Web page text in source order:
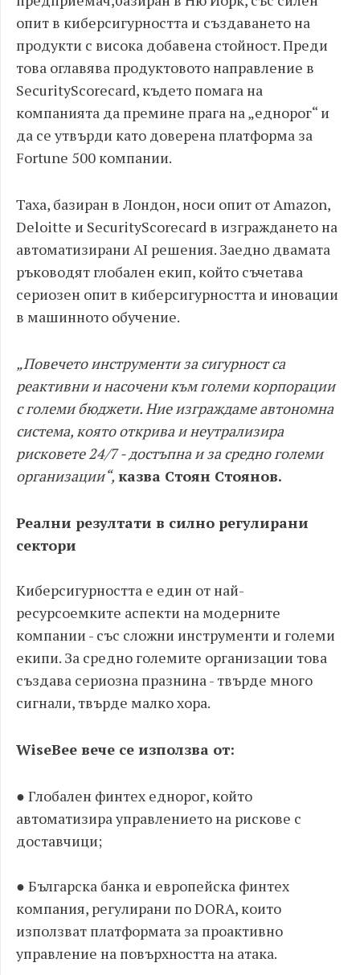
опит в киберсигурността и създаването на
продукти с висока добавена стойност. Преди
това оглавява продуктовото направление в
SecurityScorecard, където помага на
компанията да премине прага на „еднорог“ и
да се утвърди като доверена платформа за
Fortune 500 компании.
Таха, базиран в Лондон, носи опит от Amazon,
Deloitte и SecurityScorecard в изграждането на
автоматизирани AI решения. Заедно двамата
ръководят глобален екип, който съчетава
сериозен опит в киберсигурността и иновации
в машинното обучение.
„Повечето инструменти за сигурност са
реактивни и насочени към големи корпорации
с големи бюджети. Ние изграждаме автономна
система, която открива и неутрализира
рисковете 24/7 - достъпна и за средно големи
организации“, казва Стоян Стоянов.
Реални резултати в силно регулирани
сектори
Киберсигурността е един от най-
ресурсоемките аспекти на модерните
компании - със сложни инструменти и големи
екипи. За средно големите организации това
създава сериозна празнина - твърде много
сигнали, твърде малко хора.
WiseBee вече се използва от:
● Глобален финтех еднорог, който
автоматизира управлението на рискове с
доставчици;
● Българска банка и европейска финтех
компания, регулирани по DORA, които
използват платформата за проактивно
управление на повърхността на атака.